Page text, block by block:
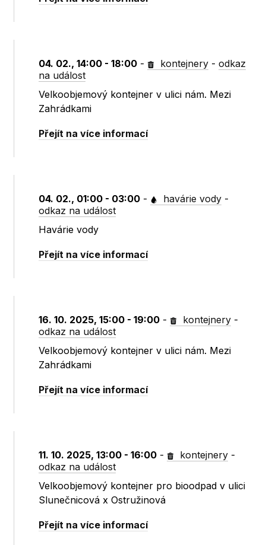
04. 02., 14:00 - 18:00 - kontejnery -odkaz
na událost
Velkoobjemový kontejner v ulici nám. Mezi
Zahrádkami
Přejít na více informací
04. 02., 01:00 - 03:00 - havárie vody -
odkaz na událost
Havárie vody
Přejít na více informací
16. 10. 2025, 15:00 - 19:00 - kontejnery -
odkaz na událost
Velkoobjemový kontejner v ulici nám. Mezi
Zahrádkami
Přejít na více informací
11. 10. 2025, 13:00 - 16:00 - kontejnery -
odkaz na událost
Velkoobjemový kontejner pro bioodpad v ulici
Slunečnicová x Ostružinová
Přejít na více informací